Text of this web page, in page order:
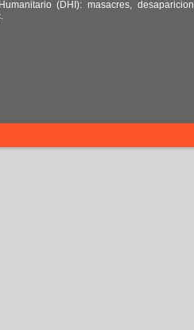
(DHI): masacres,